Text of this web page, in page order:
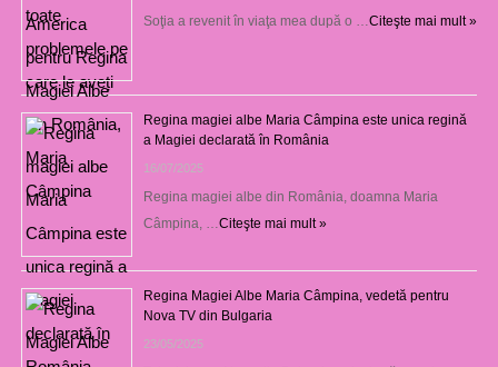
Soţia a revenit în viaţa mea după o … Citeşte mai mult »
Regina magiei albe Maria Câmpina este unica regină
a Magiei declarată în România
16/07/2025
Regina magiei albe din România, doamna Maria
Câmpina, … Citeşte mai mult »
Regina Magiei Albe Maria Câmpina, vedetă pentru
Nova TV din Bulgaria
23/05/2025